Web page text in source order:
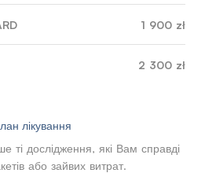
1 900 zł
2 300 zł
лікування
ті дослідження, які Вам справді
або зайвих витрат.